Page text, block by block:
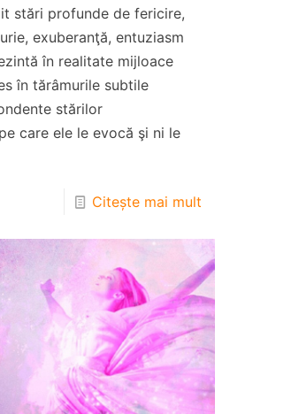
stări profunde de fericire,
exuberanţă, entuziasm
în realitate mijloace
în tărâmurile subtile
stărilor
care ele le evocă şi ni le
Citește mai mult